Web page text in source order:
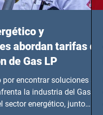
y
abordan tarifas de
de Gas LP
encontrar soluciones a
la industria del Gas LP,
sector energético, junto